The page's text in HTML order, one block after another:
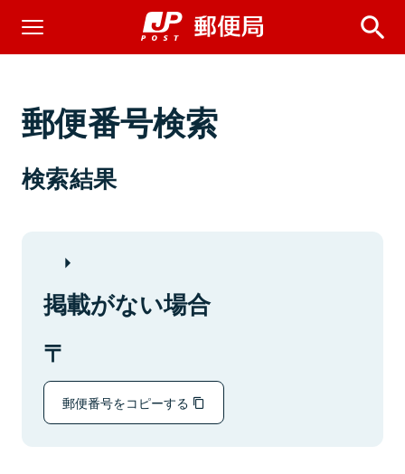
郵便番号検索
検索結果
掲載がない場合
郵便番号をコピーする